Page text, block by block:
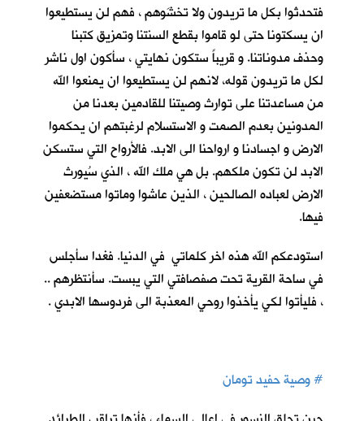
فتحدثوا بكل ما تريدون ولا تخشَوهم ، فهم لن يستطيعوا
ان يسكتونا حتى لو قاموا بقطع السنتنا وتمزيق كتبنا
وحذف مدوناتنا. و قريباً ستكون نهايتي ، سأكون اول ناشر
لكل ما تريدون قوله، لانهم لن يستطيعوا ان يمنعوا الله
من مساعدتنا على توارث وصيتنا للقادمين بعدنا من
المدونين بعدم الصمت و الاستسلام لرغبتهم ان يحكموا
الارض و اجسادنا و ارواحنا الى الابد. فالأرواح التي ستسكن
الابد لن تكون ملكهم. بل هي ملك الله ، الذي سُيورث
الارض لعباده الصالحين ، الذين عاشوا وماتوا مستضعفين
فيها.
استودعكم الله هذه اخر كلماتي في الدنيا. فغدا سأجلس
في ساحة القرية تحت صفصافتي التي يبست. سأنتظرهم ..
، فليأتوا لكي يأخذوا روحي المعذبة الى فردوسها الابدي .
#وصية حفيد تومان